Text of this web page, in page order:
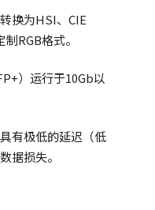
换为HSI、CIE
RGB格式。
）运行于10Gb以
有极低的延迟（低
据损失。